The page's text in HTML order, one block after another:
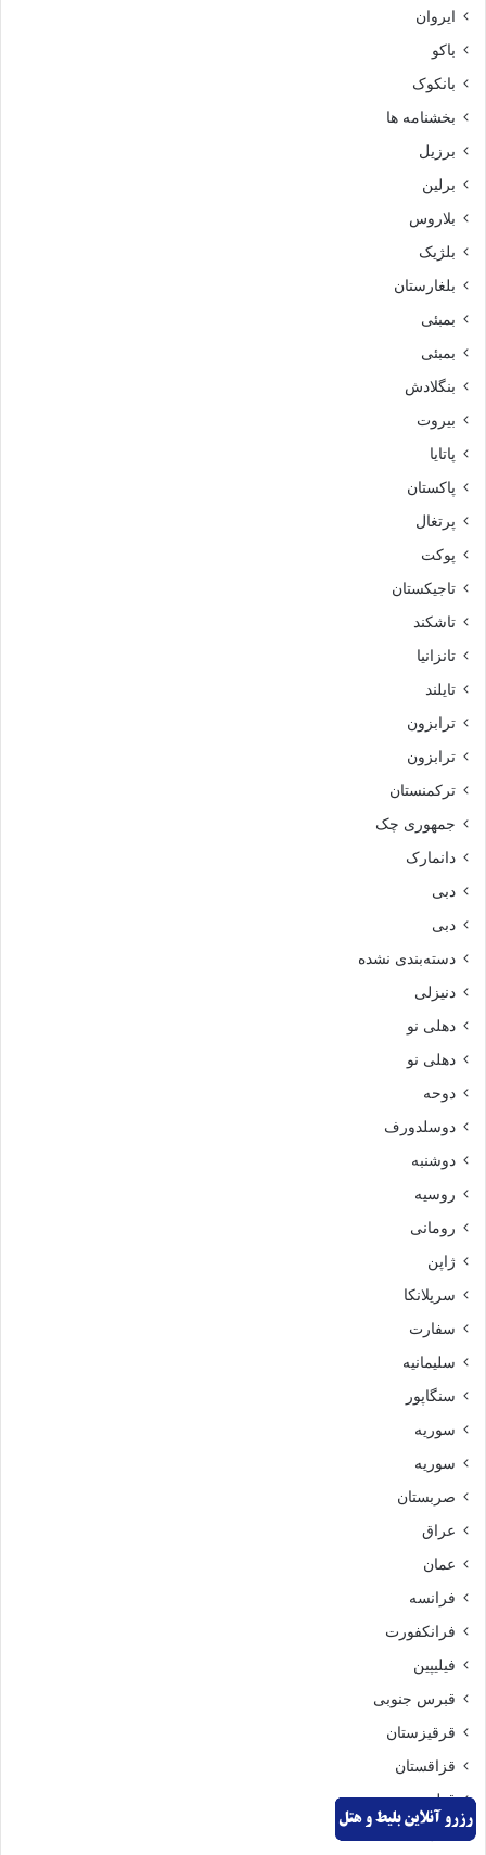
ایروان
باکو
بانکوک
بخشنامه ها
برزیل
برلین
بلاروس
بلژیک
بلغارستان
بمبئی
بمبئی
بنگلادش
بیروت
پاتایا
پاکستان
پرتغال
پوکت
تاجیکستان
تاشکند
تانزانیا
تایلند
ترابزون
ترابزون
ترکمنستان
جمهوری چک
دانمارک
دبی
دبی
دسته‌بندی نشده
دنیزلی
دهلی نو
دهلی نو
دوحه
دوسلدورف
دوشنبه
روسیه
رومانی
ژاپن
سریلانکا
سفارت
سلیمانیه
سنگاپور
سوریه
سوریه
صربستان
عراق
عمان
فرانسه
فرانکفورت
فیلیپین
قبرس جنوبی
قرقیزستان
قزاقستان
قطر